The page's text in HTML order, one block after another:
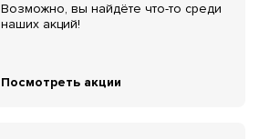
Возможно, вы найдёте что-то среди
наших акций!
Посмотреть акции